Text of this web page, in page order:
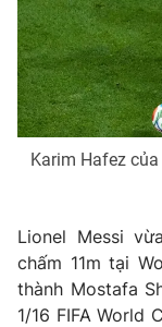
Hậu trường
Nhân vật
Khán giả
Giải sao mai
Điện ảnh
Âm nhạc
Sao
Đời sống
Du lịch
Làm đẹp
Chất lượng cuộc
Giáo dục
Tuyển sinh
Sản phẩm
Thị trường
Giao lưu trực
Lịch phát sóng
Karim Hafez
Lionel Messi
chấm 11m tại
thành Mostafa
1/16 FIFA World